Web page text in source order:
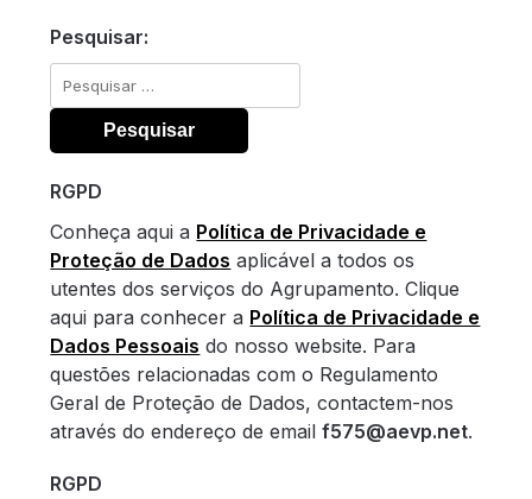
Pesquisar:
Pesquisar
por:
RGPD
Conheça aqui a Política de Privacidade e
Proteção de Dados aplicável a todos os
utentes dos serviços do Agrupamento. Clique
aqui para conhecer a Política de Privacidade e
Dados Pessoais do nosso website. Para
questões relacionadas com o Regulamento
Geral de Proteção de Dados, contactem-nos
através do endereço de emailf575@aevp.net.
RGPD